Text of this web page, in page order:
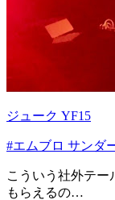
ジューク YF15
#エムブロ サンダ
こういう社外テー
もらえるの…